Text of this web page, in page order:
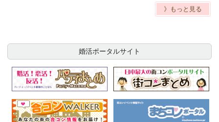
》もっと見る
婚活ポータルサイト